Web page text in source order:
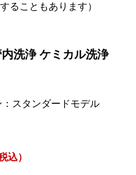
ることもあります）
洗浄 ケミカル洗浄
スタンダードモデル
込）